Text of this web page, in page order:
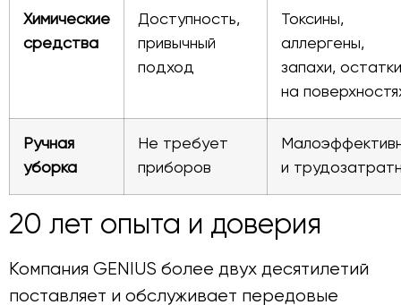
Химические
средства
Доступность,
привычный
подход
Токсины,
аллергены,
запахи, остатки
на
Ручная
уборка
Не требует
приборов
и
20 лет опыта и доверия
Компания GENIUS более двух десятилетий
поставляет и обслуживает передовые